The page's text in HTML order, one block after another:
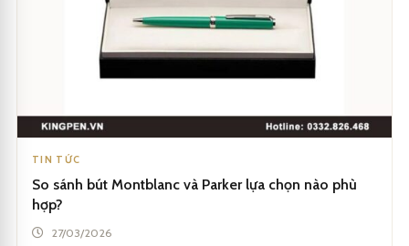
TIN TỨC
So sánh bút Montblanc và Parker lựa chọn nào phù
hợp?
27/03/2026